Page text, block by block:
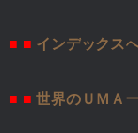
■ ■ インデックス
■ ■ 世界のＵＭＡ